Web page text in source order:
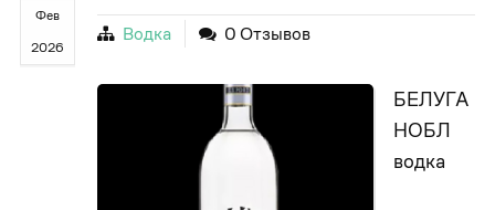
Фев
2026
Водка 0 Отзывов
БЕЛУГА
НОБЛ
водка